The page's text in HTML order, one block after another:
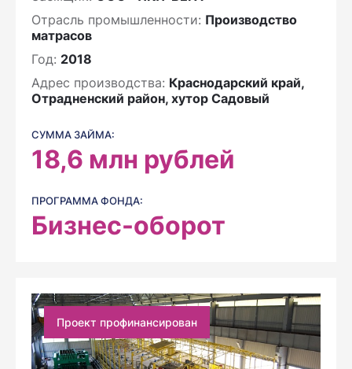
Отрасль промышленности: Производство
матрасов
Год: 2018
Адрес производства: Краснодарский край,
Отрадненский район, хутор Садовый
СУММА ЗАЙМА:
18,6 млн рублей
ПРОГРАММА ФОНДА:
Бизнес-оборот
Проект профинансирован